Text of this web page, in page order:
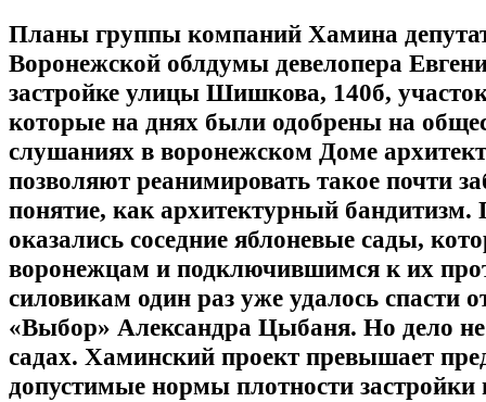
Планы группы компаний Хамина
Воронежской облдумы девелопера
застройке улицы Шишкова, 140б,
которые на днях были одобрены на
слушаниях в воронежском Доме
позволяют реанимировать такое почти
понятие, как архитектурный бандитизм.
оказались соседние яблоневые сады,
воронежцам и подключившимся к их
силовикам один раз уже удалось спасти
«Выбор» Александра Цыбаня. Но дело
садах. Хаминский проект превышает
допустимые нормы плотности застройки